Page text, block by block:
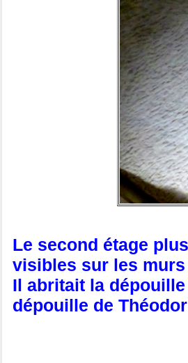
Le second étage
visibles sur les murs
Il abritait la
dépouille de